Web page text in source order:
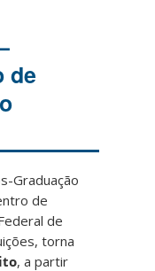
de
Graduação
de
de
torna
, a partir